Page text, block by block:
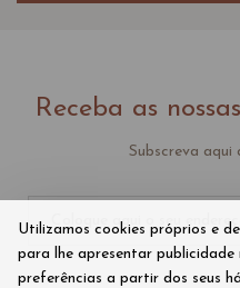
Receba as
Subscreva aqui
Utilizamos cookies próprios e
para lhe apresentar publicidade
preferências a partir dos seus